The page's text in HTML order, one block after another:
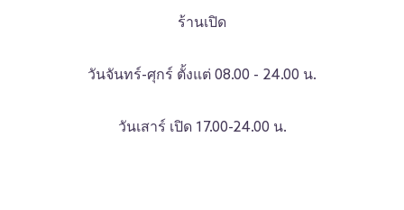
ร้านเปิด
วันจันทร์-ศุกร์ ตั้งแต่ 08.00 - 24.00 น.
วันเสาร์ เปิด 17.00-24.00 น.